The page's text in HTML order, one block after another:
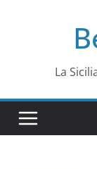
La